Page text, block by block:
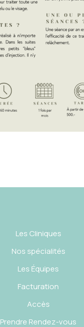
Les Cliniques
Nos spécialités
Les Équipes
Facturation
Accès
Prendre Rendez-vous